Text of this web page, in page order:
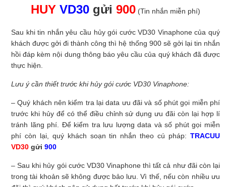
HUY VD30 gửi 900 (Tin nhắn miễn phí)
Sau khi tin nhắn yêu cầu hủy gói cước VD30 Vinaphone của quý
khách được gởi đi thành công thì hệ thống 900 sẽ gởi lại tin nhắn
hồi đáp kèm nội dung thông báo yêu cầu của quý khách đã được
thực hiện.
Lưu ý cần thiết trước khi hủy gói cước VD30 Vinaphone:
– Quý khách nên kiểm tra lại data ưu đãi và số phút gọi miễn phí
trước khi hủy để có thể điều chỉnh sử dụng ưu đãi còn lại hợp lí
tránh lãng phí. Để kiểm tra lưu lượng data và số phút gọi miễn
phí còn lại, quý khách soạn tin nhắn theo cú pháp: TRACUU
VD30 gửi 900
– Sau khi hủy gói cước VD30 Vinaphone thì tất cả như đãi còn lại
trong tài khoản sẽ không được bảo lưu. Vì thế, nếu còn nhiều ưu